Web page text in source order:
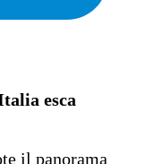
esca
il panorama